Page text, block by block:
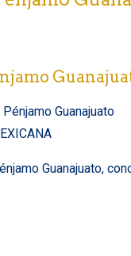
Guanajuato
Guanajuato,